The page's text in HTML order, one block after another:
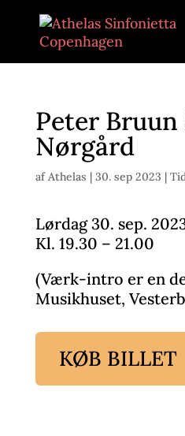
Peter Bruun
Nørgård
afAthelas | 30. sep 2023 |
Lørdag 30. sep.
Kl. 19.30 – 21.00
(Værk-intro er en
Musikhuset,
KØB BILLET